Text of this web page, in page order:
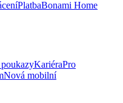
PlatbaBonami Home
KariéraPro
Nová mobilní